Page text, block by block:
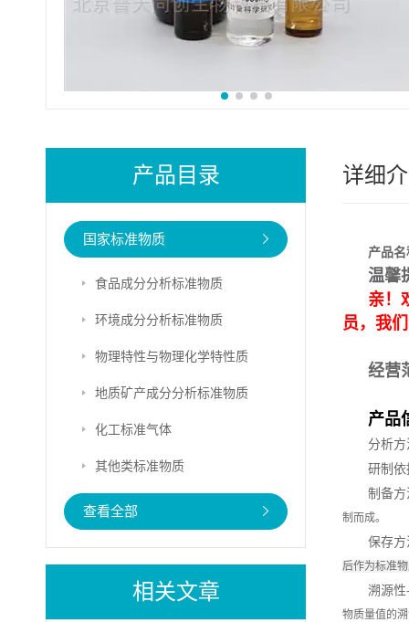
产品目录
国家标准物质
食品成分分析标准物质
环境成分分析标准物质
物理特性与物理化学特性质
地质矿产成分分析标准物质
化工标准气体
其他类标准物质
查看全部
相关文章
详细
产品
温馨
亲！
员，我
经营
产品
分析
研制依
制备
制而成。
保存
后作为标准
溯源性
物质量值的